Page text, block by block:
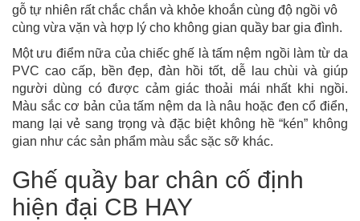
gỗ tự nhiên rất chắc chắn và khỏe khoắn cùng độ ngồi vô
cùng vừa vặn và hợp lý cho không gian quầy bar gia đình.
Một ưu điểm nữa của chiếc ghế là tấm nệm ngồi làm từ da
PVC cao cấp, bền đẹp, đàn hồi tốt, dễ lau chùi và giúp
người dùng có được cảm giác thoải mái nhất khi ngồi.
Màu sắc cơ bản của tấm nệm da là nâu hoặc đen cổ điển,
mang lại vẻ sang trọng và đặc biệt không hề “kén” không
gian như các sản phẩm màu sắc sặc sỡ khác.
Ghế quầy bar chân cố định
hiện đại CB HAY